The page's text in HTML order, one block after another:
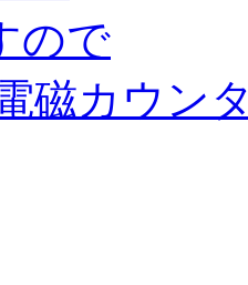
ので
磁カウン